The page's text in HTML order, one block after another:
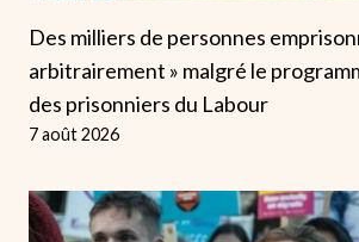
Des milliers de personnes
arbitrairement » malgré le
des prisonniers du Labour
7 août 2026